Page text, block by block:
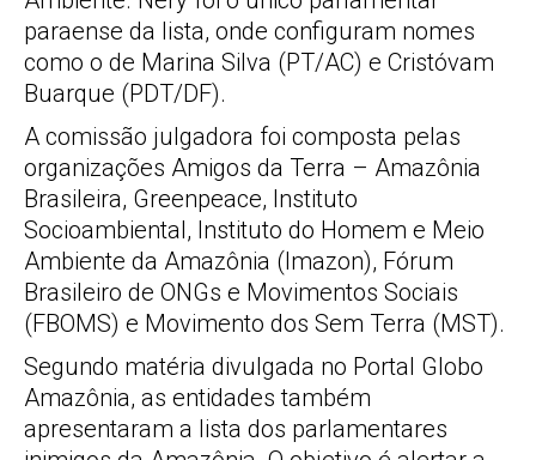
paraense da lista, onde configuram nomes
como o de Marina Silva (PT/AC) e Cristóvam
Buarque (PDT/DF).
A comissão julgadora foi composta pelas
organizações Amigos da Terra – Amazônia
Brasileira, Greenpeace, Instituto
Socioambiental, Instituto do Homem e Meio
Ambiente da Amazônia (Imazon), Fórum
Brasileiro de ONGs e Movimentos Sociais
(FBOMS) e Movimento dos Sem Terra (MST).
Segundo matéria divulgada no Portal Globo
Amazônia, as entidades também
apresentaram a lista dos parlamentares